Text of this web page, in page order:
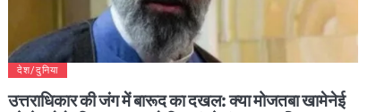
देश/दुनिया
उत्तराधिकार की जंग में बारूद का दखल: क्या मोजतबा खामेनेई